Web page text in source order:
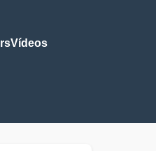
Vídeos